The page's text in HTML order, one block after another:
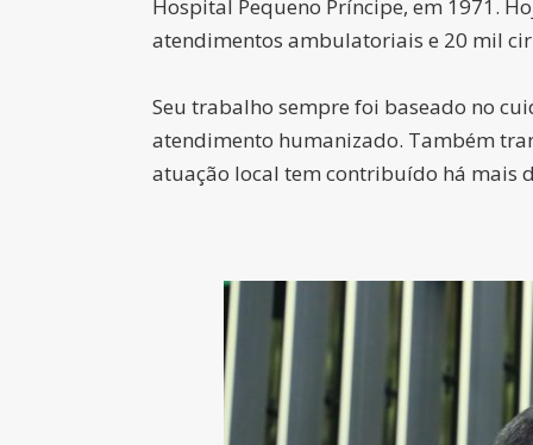
Hospital Pequeno Príncipe, em 1971.
atendimentos ambulatoriais e 20 mil
Seu trabalho sempre foi baseado no
atendimento humanizado. Também
atuação local tem contribuído há mais